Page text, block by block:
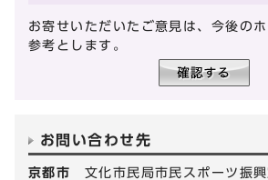
お寄せいただいたご意見は、今後の
参考とします。
お問い合わせ先
京都市 文化市民局市民スポーツ振